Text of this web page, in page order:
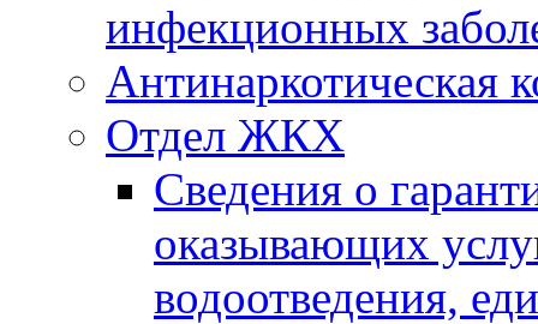
инфекционных
Антинаркотическая
Отдел ЖКХ
Сведения о
оказывающих
водоотведения,